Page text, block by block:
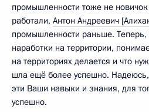
промышленности тоже не
работали, Антон Андреевич
промышленности раньше.
наработки на территории,
на территориях делается и что
шла ещё более успешно.
эти Ваши навыки и знания, для
успешно.